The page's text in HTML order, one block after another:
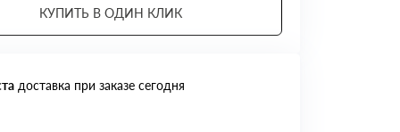
КУПИТЬ В ОДИН КЛИК
доставка при заказе сегодня